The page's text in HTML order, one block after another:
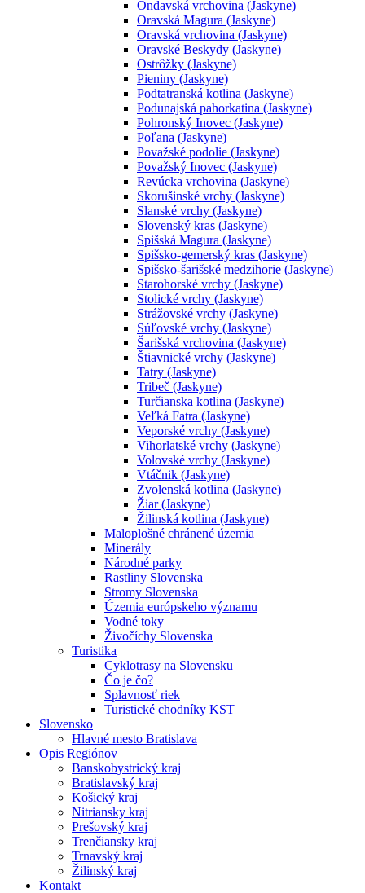
Ondavská vrchovina (Jaskyne)
Oravská Magura (Jaskyne)
Oravská vrchovina (Jaskyne)
Oravské Beskydy (Jaskyne)
Ostrôžky (Jaskyne)
Pieniny (Jaskyne)
Podtatranská kotlina (Jaskyne)
Podunajská pahorkatina (Jaskyne)
Pohronský Inovec (Jaskyne)
Poľana (Jaskyne)
Považské podolie (Jaskyne)
Považský Inovec (Jaskyne)
Revúcka vrchovina (Jaskyne)
Skorušinské vrchy (Jaskyne)
Slanské vrchy (Jaskyne)
Slovenský kras (Jaskyne)
Spišská Magura (Jaskyne)
Spišsko-gemerský kras (Jaskyne)
Spišsko-šarišské medzihorie (Jaskyne)
Starohorské vrchy (Jaskyne)
Stolické vrchy (Jaskyne)
Strážovské vrchy (Jaskyne)
Súľovské vrchy (Jaskyne)
Šarišská vrchovina (Jaskyne)
Štiavnické vrchy (Jaskyne)
Tatry (Jaskyne)
Tribeč (Jaskyne)
Turčianska kotlina (Jaskyne)
Veľká Fatra (Jaskyne)
Veporské vrchy (Jaskyne)
Vihorlatské vrchy (Jaskyne)
Volovské vrchy (Jaskyne)
Vtáčnik (Jaskyne)
Zvolenská kotlina (Jaskyne)
Žiar (Jaskyne)
Žilinská kotlina (Jaskyne)
Maloplošné chránené územia
Minerály
Národné parky
Rastliny Slovenska
Stromy Slovenska
Územia európskeho významu
Vodné toky
Živočíchy Slovenska
Turistika
Cyklotrasy na Slovensku
Čo je čo?
Splavnosť riek
Turistické chodníky KST
Slovensko
Hlavné mesto Bratislava
Opis Regiónov
Banskobystrický kraj
Bratislavský kraj
Košický kraj
Nitriansky kraj
Prešovský kraj
Trenčiansky kraj
Trnavský kraj
Žilinský kraj
Kontakt